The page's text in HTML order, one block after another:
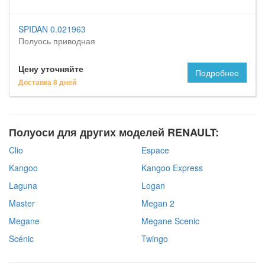
SPIDAN 0.021963
Полуось приводная
Цену уточняйте
Доставка 8 дней
Подробнее
Полуоси для других моделей RENAULT:
Clio
Espace
Kangoo
Kangoo Express
Laguna
Logan
Master
Megan 2
Megane
Megane Scenic
Scénic
Twingo